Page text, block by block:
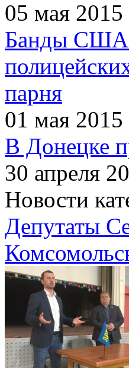
05 мая 2015
Банды США
парня
01 мая 2015
В Донецке
30 апреля
Новости
Депутаты